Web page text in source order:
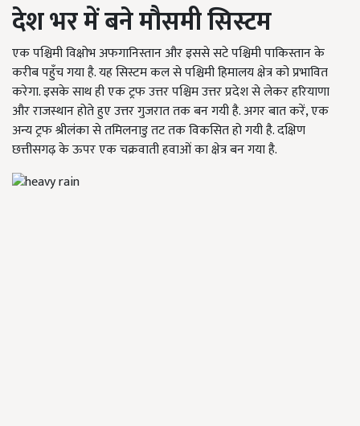
देश भर में बने मौसमी सिस्टम
एक पश्चिमी विक्षोभ अफगानिस्तान और इससे सटे पश्चिमी पाकिस्तान के
करीब पहुँच गया है. यह सिस्टम कल से पश्चिमी हिमालय क्षेत्र को प्रभावित
करेगा. इसके साथ ही एक ट्रफ उत्तर पश्चिम उत्तर प्रदेश से लेकर हरियाणा
और राजस्थान होते हुए उत्तर गुजरात तक बन गयी है. अगर बात करें,एक
अन्य ट्रफ श्रीलंका से तमिलनाडु तट तक विकसित हो गयी है. दक्षिण
छत्तीसगढ़ के ऊपर एक चक्रवाती हवाओं का क्षेत्र बन गया है.